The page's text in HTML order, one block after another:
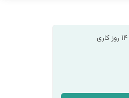
14 روز کاری